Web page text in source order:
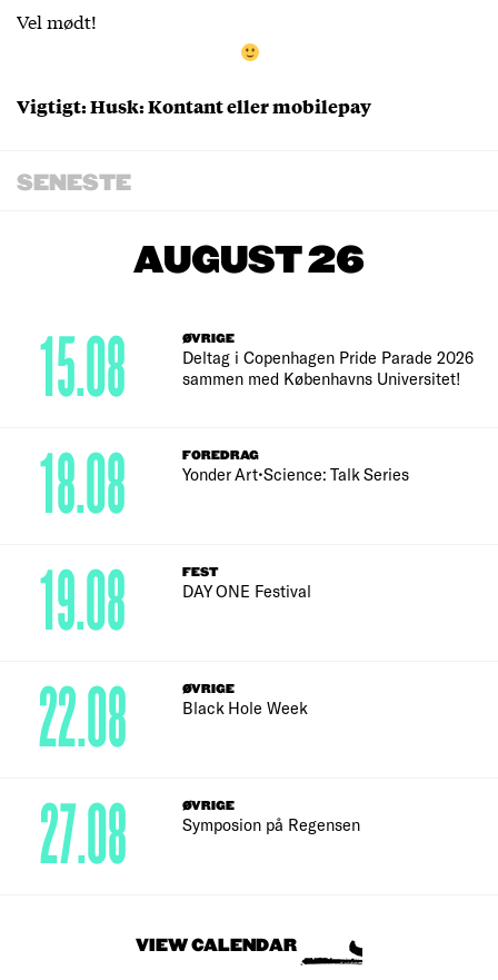
Vel mødt!
Vigtigt: Husk: Kontant eller mobilepay
SENESTE
AUGUST 26
ØVRIGE
Deltag i Copenhagen Pride Parade 2026
sammen med Københavns Universitet!
15.08
FOREDRAG
Yonder Art•Science: Talk Series
18.08
FEST
DAY ONE Festival
19.08
ØVRIGE
Black Hole Week
22.08
ØVRIGE
Symposion på Regensen
27.08
VIEW CALENDAR